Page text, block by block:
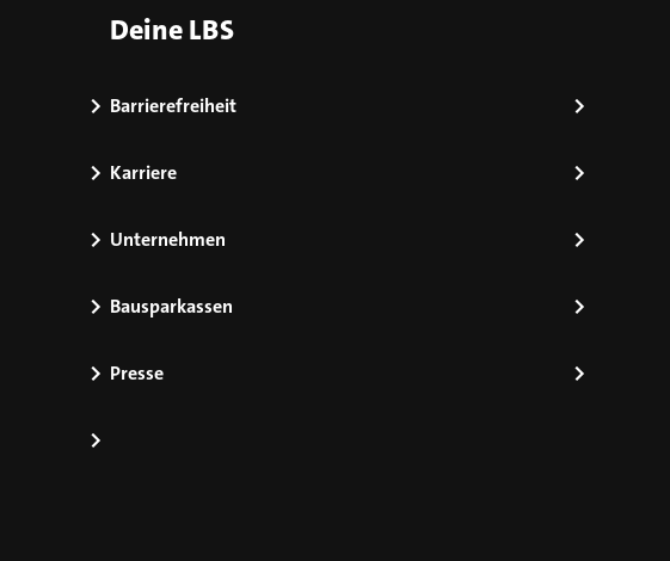
Deine LBS
Barrierefreiheit
Karriere
Unternehmen
Bausparkassen
Presse